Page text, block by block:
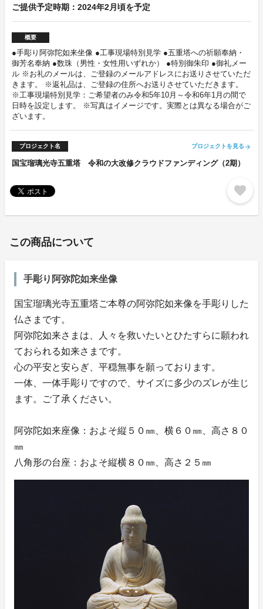
ご提供予定時期：2024年2月頃を予定
概要
●手彫り阿弥陀如来坐像 ●工事現場特別見学 ●五重塔への祈願奉納・
御芳名奉納 ●数珠（男性・女性用いずれか） ●特別御朱印 ●御礼メー
ル ※お礼のメールは、ご登録のメールアドレスにお送りさせていただ
きます。 ※返礼品は、ご登録の住所へお送りさせていただきます。
※工事現場特別見学：ご希望者のみ令和5年10月～令和6年1月の間で
日時を設定します。 ※写真はイメージです。実際とは異なる場合がご
ざいます。
プロジェクト名 プロジェクトを見る arrow_forward
国宝瑠璃光寺五重塔 令和の大改修クラウドファンディング（2期）
favorite
この商品について
手彫り阿弥陀如来坐像
国宝瑠璃光寺五重塔ご本尊の阿弥陀如来像を手彫りした
仏さまです。
阿弥陀如来さまは、人々を救いたいとひたすらに願われ
ておられる如来さまです。
心の平安と安らぎ、平穏無事を願っております。
一体、一体手彫りですので、サイズに多少のズレが生じ
ます。ご了承ください。
阿弥陀如来座像：およそ縦５０㎜、横６０㎜、高さ８０
㎜
八角形の台座：およそ縦横８０㎜、高さ２５㎜